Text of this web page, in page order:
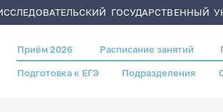
ГОСУДАРСТВЕННЫЙ
Header
menu
Приём 2026 Расписание занятий
Подготовка к ЕГЭ Подразделения